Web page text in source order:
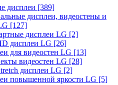
дисплеи [389]
дисплеи, видеостены и
[127]
дисплеи LG [2]
дисплеи LG [26]
для видеостен LG [13]
видеостен LG [28]
дисплеи LG [2]
повышенной яркости LG [5]